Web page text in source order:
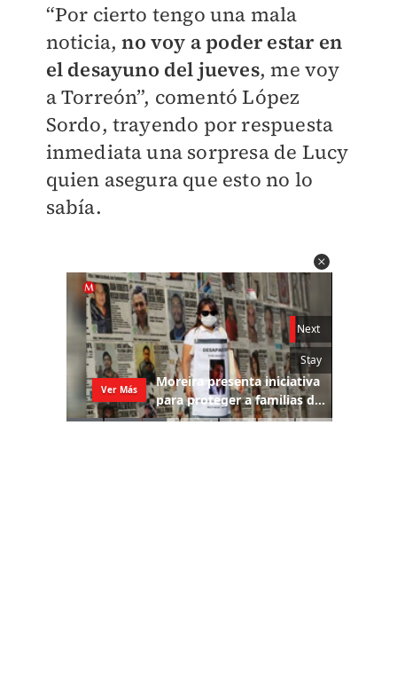
“Por cierto tengo una mala
noticia,no voy a poder estar en
el desayuno del jueves, me voy
a Torreón”, comentó López
Sordo, trayendo por respuesta
inmediata una sorpresa de Lucy
quien asegura que esto no lo
sabía.